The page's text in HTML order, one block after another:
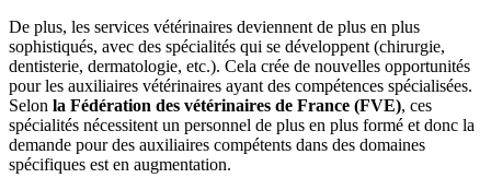
De plus, les services vétérinaires deviennent de plus en plus
sophistiqués, avec des spécialités qui se développent (chirurgie,
dentisterie, dermatologie, etc.). Cela crée de nouvelles opportunités
pour les auxiliaires vétérinaires ayant des compétences spécialisées.
Selon la Fédération des vétérinaires de France (FVE), ces
spécialités nécessitent un personnel de plus en plus formé et donc la
demande pour des auxiliaires compétents dans des domaines
spécifiques est en augmentation.